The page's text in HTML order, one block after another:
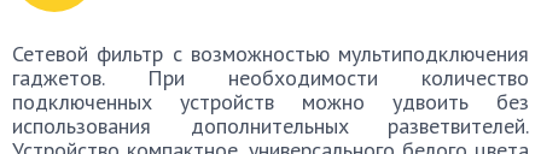
Сетевой фильтр с возможностью мультиподключения
гаджетов. При необходимости количество
подключенных устройств можно удвоить без
использования дополнительных разветвителей.